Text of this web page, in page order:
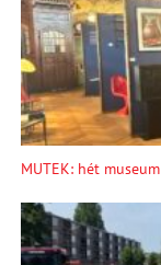
MUTEK: hét